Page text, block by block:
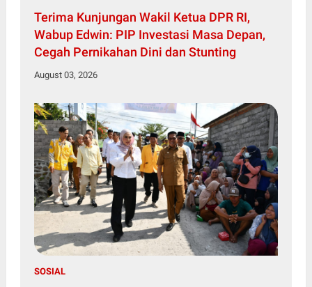
Terima Kunjungan Wakil Ketua DPR RI,
Wabup Edwin: PIP Investasi Masa Depan,
Cegah Pernikahan Dini dan Stunting
August 03, 2026
SOSIAL